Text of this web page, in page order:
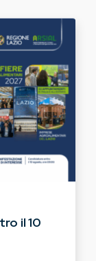
il 10